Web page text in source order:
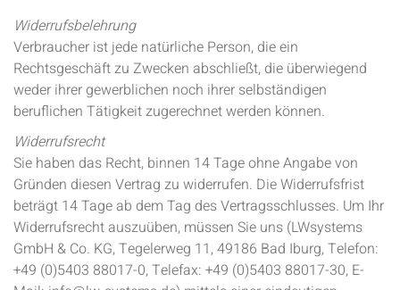
Widerrufsbelehrung
Verbraucher ist jede natürliche Person, die ein
Rechtsgeschäft zu Zwecken abschließt, die überwiegend
weder ihrer gewerblichen noch ihrer selbständigen
beruflichen Tätigkeit zugerechnet werden können.
Widerrufsrecht
Sie haben das Recht, binnen 14 Tage ohne Angabe von
Gründen diesen Vertrag zu widerrufen. Die Widerrufsfrist
beträgt 14 Tage ab dem Tag des Vertragsschlusses. Um Ihr
Widerrufsrecht auszuüben, müssen Sie uns (LWsystems
GmbH & Co. KG, Tegelerweg 11, 49186 Bad Iburg, Telefon:
+49 (0)5403 88017-0, Telefax: +49 (0)5403 88017-30, E-